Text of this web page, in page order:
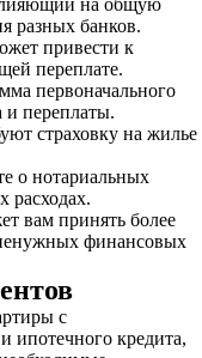
на общую
разных банков.
привести к
переплате.
первоначального
и переплаты.
страховку на жилье
о нотариальных
расходах.
вам принять более
финансовых
с
ипотечного кредита,